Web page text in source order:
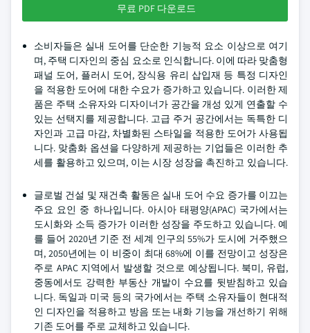
무료 PDF 다운로드
소비자들은 실내 도어를 단순한 기능적 요소 이상으로 여기
며, 주택 디자인의 중심 요소로 인식합니다. 이에 따라 맞춤형
패널 도어, 플러시 도어, 장식용 유리 삽입재 등 특정 디자인
을 적용한 도어에 대한 수요가 증가하고 있습니다. 이러한 제
품은 주택 소유자와 디자이너가 공간을 개성 있게 연출할 수
있는 선택지를 제공합니다. 고급 주거 공간에서는 독특한 디
자인과 고급 마감, 차별화된 스타일을 적용한 도어가 사용됩
니다. 맞춤화 옵션을 다양하게 제공하는 기업들은 이러한 추
세를 활용하고 있으며, 이는 시장 성장을 촉진하고 있습니다.
글로벌 건설 및 재건축 활동은 실내 도어 수요 증가를 이끄는
주요 요인 중 하나입니다. 아시아 태평양(APAC) 국가에서는
도시화와 소득 증가가 이러한 성장을 주도하고 있습니다. 예
를 들어 2020년 기준 전 세계 인구의 55%가 도시에 거주했으
며, 2050년에는 이 비중이 최대 68%에 이를 전망이고 성장은
주로 APAC 지역에서 발생할 것으로 예상됩니다. 북미, 유럽,
중동에서도 강력한 부동산 개발이 수요를 뒷받침하고 있습
니다. 독일과 미국 등의 국가에서는 주택 소유자들이 현대적
인 디자인을 적용하고 방음 또는 내화 기능을 개선하기 위해
기존 도어를 주로 교체하고 있습니다.